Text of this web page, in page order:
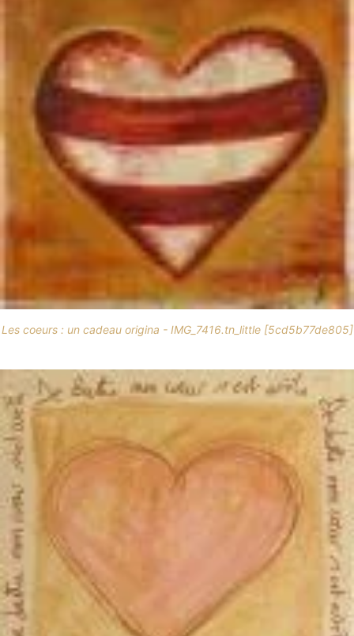
Les coeurs : un cadeau origina - IMG_7416.tn_little [5cd5b77de805]